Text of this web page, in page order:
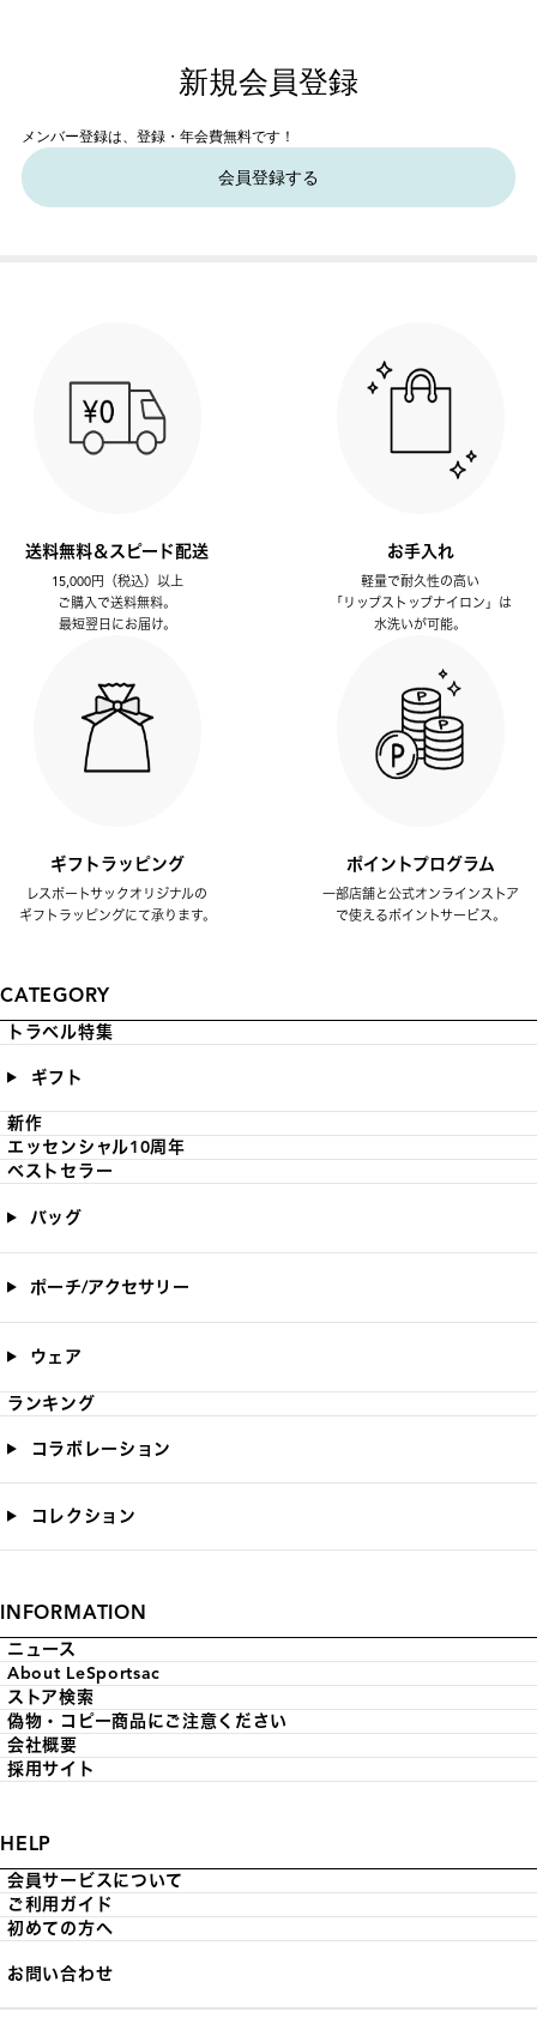
新規会員登録
メンバー登録は、登録・年会費無料です！
会員登録する
送料無料＆スピード配送
15,000円（税込）以上
ご購入で送料無料。
最短翌日にお届け。
お手入れ
軽量で耐久性の高い
「リップストップナイロン」は
水洗いが可能。
ギフトラッピング
レスポートサックオリジナルの
ギフトラッピングにて承ります。
ポイントプログラム
一部店舗と公式オンラインストア
で使えるポイントサービス。
CATEGORY
トラベル特集
ギフト
新作
エッセンシャル10周年
ベストセラー
バッグ
ポーチ/アクセサリー
ウェア
ランキング
コラボレーション
コレクション
INFORMATION
ニュース
About LeSportsac
ストア検索
偽物・コピー商品にご注意ください
会社概要
採用サイト
HELP
会員サービスについて
ご利用ガイド
初めての方へ
お問い合わせ